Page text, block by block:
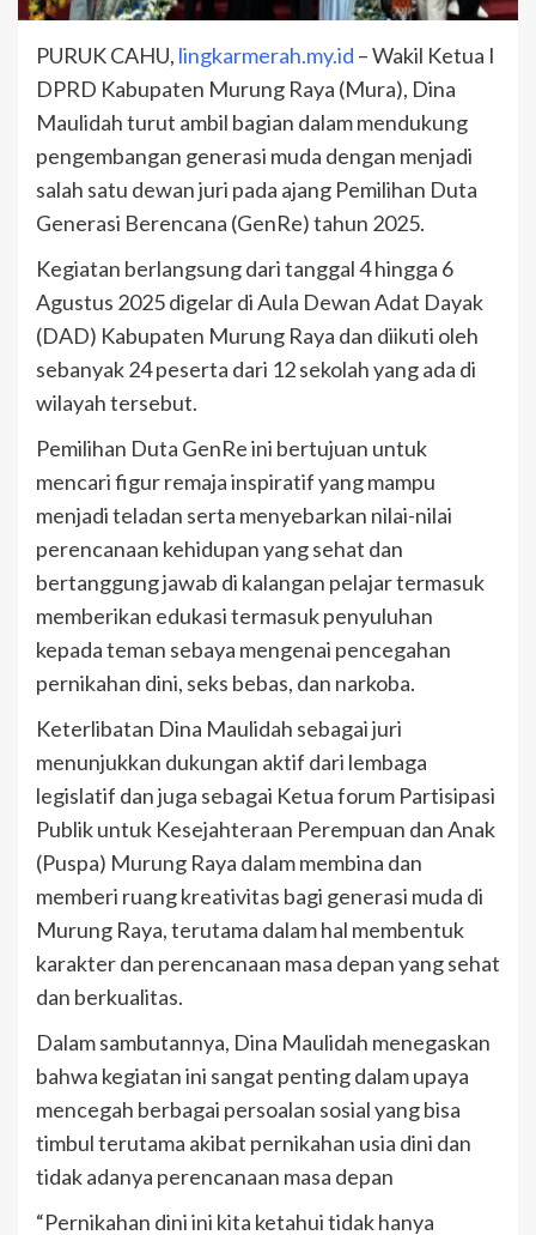
PURUK CAHU, lingkarmerah.my.id – Wakil Ketua I
DPRD Kabupaten Murung Raya (Mura), Dina
Maulidah turut ambil bagian dalam mendukung
pengembangan generasi muda dengan menjadi
salah satu dewan juri pada ajang Pemilihan Duta
Generasi Berencana (GenRe) tahun 2025.
Kegiatan berlangsung dari tanggal 4 hingga 6
Agustus 2025 digelar di Aula Dewan Adat Dayak
(DAD) Kabupaten Murung Raya dan diikuti oleh
sebanyak 24 peserta dari 12 sekolah yang ada di
wilayah tersebut.
Pemilihan Duta GenRe ini bertujuan untuk
mencari figur remaja inspiratif yang mampu
menjadi teladan serta menyebarkan nilai-nilai
perencanaan kehidupan yang sehat dan
bertanggung jawab di kalangan pelajar termasuk
memberikan edukasi termasuk penyuluhan
kepada teman sebaya mengenai pencegahan
pernikahan dini, seks bebas, dan narkoba.
Keterlibatan Dina Maulidah sebagai juri
menunjukkan dukungan aktif dari lembaga
legislatif dan juga sebagai Ketua forum Partisipasi
Publik untuk Kesejahteraan Perempuan dan Anak
(Puspa) Murung Raya dalam membina dan
memberi ruang kreativitas bagi generasi muda di
Murung Raya, terutama dalam hal membentuk
karakter dan perencanaan masa depan yang sehat
dan berkualitas.
Dalam sambutannya, Dina Maulidah menegaskan
bahwa kegiatan ini sangat penting dalam upaya
mencegah berbagai persoalan sosial yang bisa
timbul terutama akibat pernikahan usia dini dan
tidak adanya perencanaan masa depan
“Pernikahan dini ini kita ketahui tidak hanya